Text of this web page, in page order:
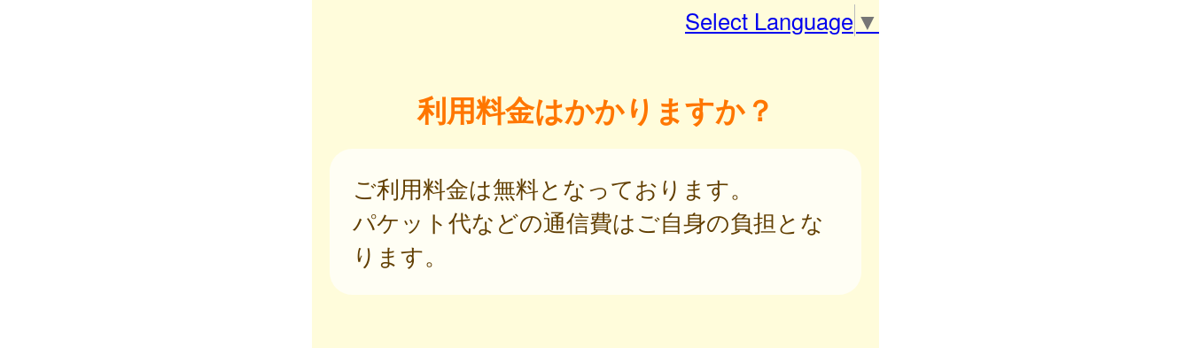
Select Language ▼
利用料金はかかりますか？
ご利用料金は無料となっております。
パケット代などの通信費はご自身の負担とな
ります。